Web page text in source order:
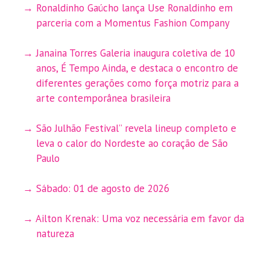
Ronaldinho Gaúcho lança Use Ronaldinho em
parceria com a Momentus Fashion Company
Janaina Torres Galeria inaugura coletiva de 10
anos, É Tempo Ainda, e destaca o encontro de
diferentes gerações como força motriz para a
arte contemporânea brasileira
São Julhão Festival” revela lineup completo e
leva o calor do Nordeste ao coração de São
Paulo
Sábado: 01 de agosto de 2026
Ailton Krenak: Uma voz necessária em favor da
natureza